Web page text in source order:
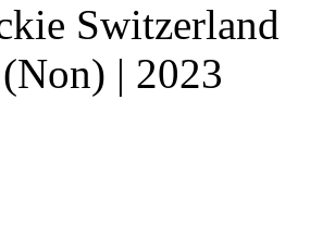
Switzerland
| 2023